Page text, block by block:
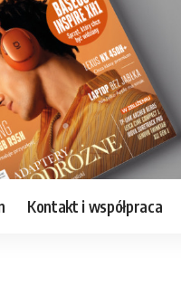
Kontakt i współpraca